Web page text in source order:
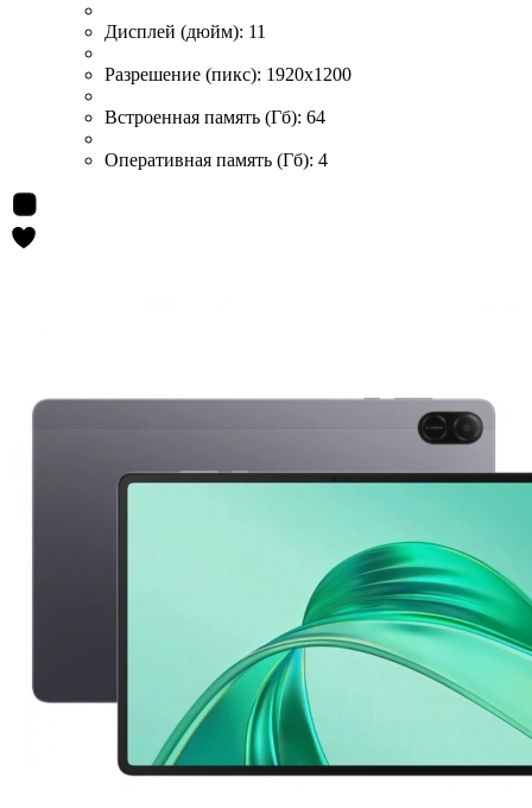
Дисплей (дюйм): 11
Разрешение (пикс): 1920x1200
Встроенная память (Гб): 64
Оперативная память (Гб): 4